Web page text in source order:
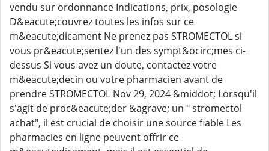
vendu sur ordonnance Indications, prix, posologie
D&eacute;couvrez toutes les infos sur ce
m&eacute;dicament Ne prenez pas STROMECTOL si
vous pr&eacute;sentez l'un des sympt&ocirc;mes ci-
dessus Si vous avez un doute, contactez votre
m&eacute;decin ou votre pharmacien avant de
prendre STROMECTOL Nov 29, 2024 &middot; Lorsqu'il
s'agit de proc&eacute;der &agrave; un " stromectol
achat", il est crucial de choisir une source fiable Les
pharmacies en ligne peuvent offrir ce